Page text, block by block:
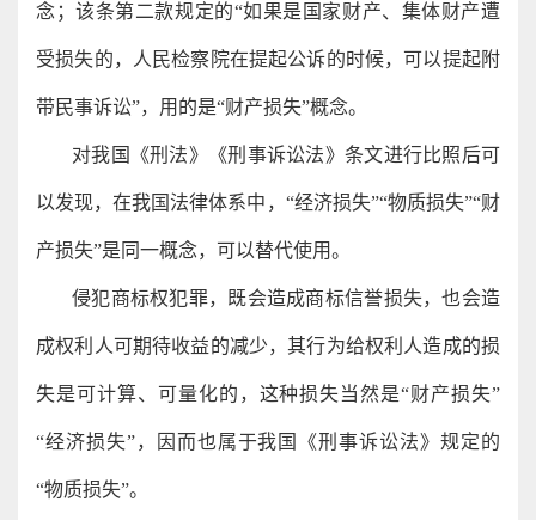
念；该条第二款规定的“如果是国家财产、集体财产遭
受损失的，人民检察院在提起公诉的时候，可以提起附
带民事诉讼”，用的是“财产损失”概念。
对我国《刑法》《刑事诉讼法》条文进行比照后可
以发现，在我国法律体系中，“经济损失”“物质损失”“财
产损失”是同一概念，可以替代使用。
侵犯商标权犯罪，既会造成商标信誉损失，也会造
成权利人可期待收益的减少，其行为给权利人造成的损
失是可计算、可量化的，这种损失当然是“财产损失”
“经济损失”，因而也属于我国《刑事诉讼法》规定的
“物质损失”。